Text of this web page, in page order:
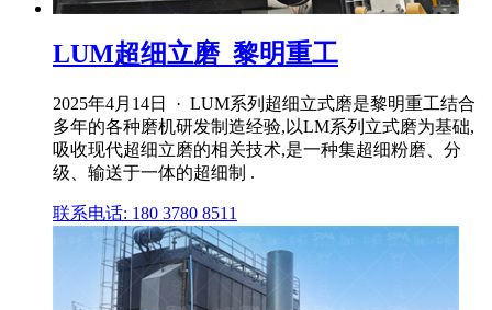
LUM超细立磨_黎明重工
2025年4月14日 · LUM系列超细立式磨是黎明重工结合
多年的各种磨机研发制造经验,以LM系列立式磨为基础,
吸收现代超细立磨的相关技术,是一种集超细粉磨、分
级、输送于一体的超细制 .
联系电话: 180 3780 8511